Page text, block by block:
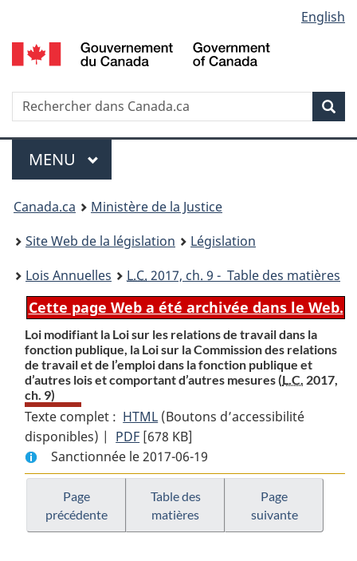
au
contenu
propos
de
la
HTML
simplifiée
selection
English
Recherche
Menu
MENU PRINCIPAL
You
are
here:
Canada.ca
Ministère de la Justice
Site Web de la législation
Législation
Lois Annuelles
L.C. 2017, ch. 9 - Table des matières
Cette page Web a été archivée dans le Web.
Loi modifiant la Loi sur les relations de travail dans la
fonction publique, la Loi sur la Commission des relations
de travail et de l’emploi dans la fonction publique et
d’autres lois et comportant d’autres mesures (L.C. 2017,
ch. 9)
Texte complet : HTML Texte
complet
:
Loi
modifiant
la
Loi
(Boutons d’accessibilité
disponibles) | PDF Texte
complet
:
Loi
modifiant
la
[678 KB]
Sanctionnée le 2017-06-19
Page
précédente
Table des
matières
Page
suivante